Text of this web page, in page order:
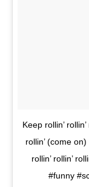
Keep rollin’
rollin’ (come on)
rollin’ rollin’
#funny